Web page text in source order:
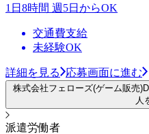
1日8時間 週5日からOK
交通費支給
未経験OK
詳細を見る 応募画面に進む
株式会社フェローズ(ゲーム販売
人
派遣労働者